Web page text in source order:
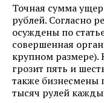
Точная сумма
рублей. Согласно
осуждены по
совершенная
крупном
грозит пять и
также бизнесмены
тысяч рулей